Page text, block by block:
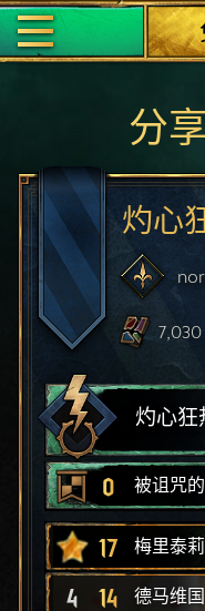
分
灼心
7,030
灼心狂
0 被诅咒
17 梅里泰
4 14 德马维